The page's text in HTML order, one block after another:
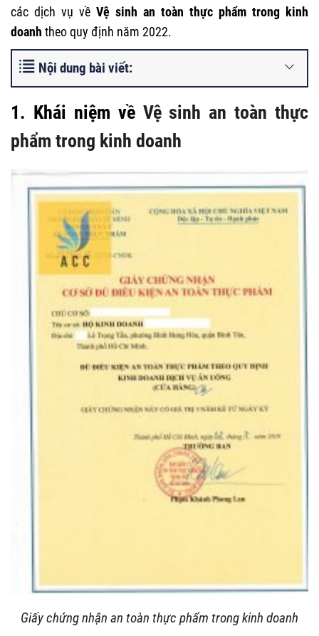
các dịch vụ về Vệ sinh an toàn thực phẩm trong kinh
doanh theo quy định năm 2022.
Nội dung bài viết:
1. Khái niệm về Vệ sinh an toàn thực
phẩm trong kinh doanh
Giấy chứng nhận an toàn thực phẩm trong kinh doanh